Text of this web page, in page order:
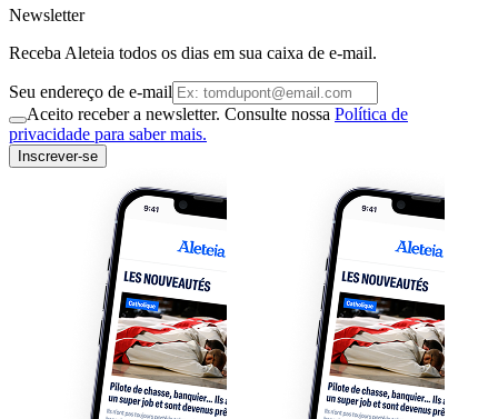
Newsletter
Receba Aleteia todos os dias em sua caixa de e-mail.
Seu endereço de e-mail
Aceito receber a newsletter. Consulte nossa Política de
privacidade para saber mais.
Inscrever-se